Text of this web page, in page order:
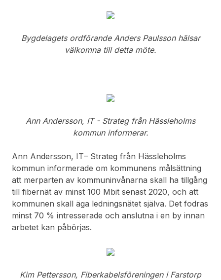
Bygdelagets ordförande Anders Paulsson hälsar
välkomna till detta möte.
Ann Andersson, IT - Strateg från Hässleholms
kommun informerar.
Ann Andersson, IT– Strateg från Hässleholms
kommun informerade om kommunens målsättning
att merparten av kommuninvånarna skall ha tillgång
till fibernät av minst 100 Mbit senast 2020, och att
kommunen skall äga ledningsnätet själva. Det fodras
minst 70 % intresserade och anslutna i en by innan
arbetet kan påbörjas.
Kim Pettersson, Fiberkabelsföreningen i Farstorp